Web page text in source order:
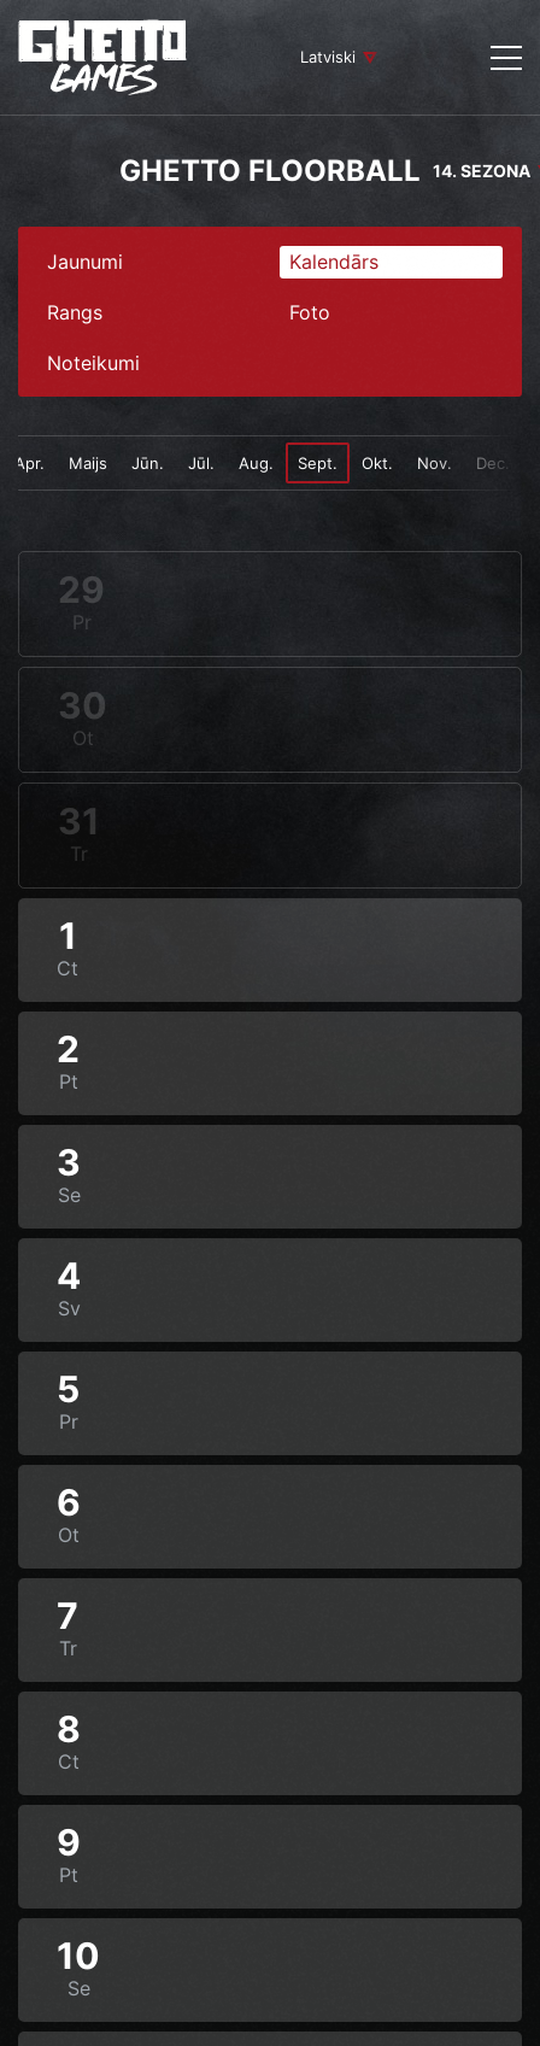
Latviski
GHETTO FLOORBALL 14. SEZONA
Jaunumi Kalendārs
Rangs Foto
Noteikumi
Apr. Maijs Jūn. Jūl. Aug. Sept. Okt. Nov. Dec.
29
Pr
30
Ot
31
Tr
1
Ct
2
Pt
3
Se
4
Sv
5
Pr
6
Ot
7
Tr
8
Ct
9
Pt
10
Se